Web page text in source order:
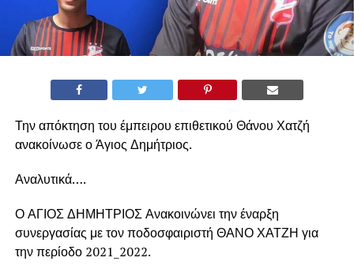
Την απόκτηση του έμπειρου επιθετικού Θάνου Χατζή
ανακοίνωσε ο Άγιος Δημήτριος.
Αναλυτικά….
Ο ΑΓΙΟΣ ΔΗΜΗΤΡΙΟΣ Ανακοινώνει την έναρξη
συνεργασίας με τον ποδοσφαιριστή ΘΑΝΟ ΧΑΤΖΗ για
την περίοδο 2021_2022.